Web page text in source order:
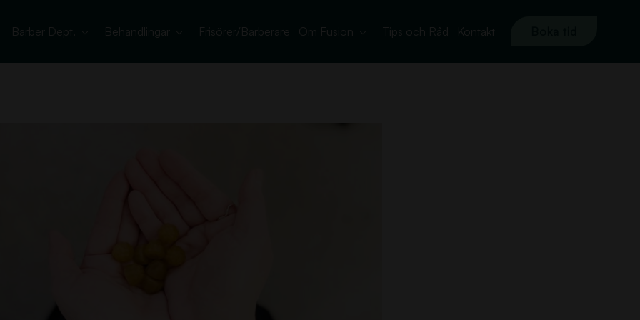
Barber Dept. Behandlingar Frisörer/Barberare Om Fusion Tips och Råd Kontakt